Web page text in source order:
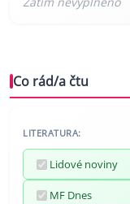
Co rád/a čtu
LITERATURA:
Lidové noviny
MF Dnes